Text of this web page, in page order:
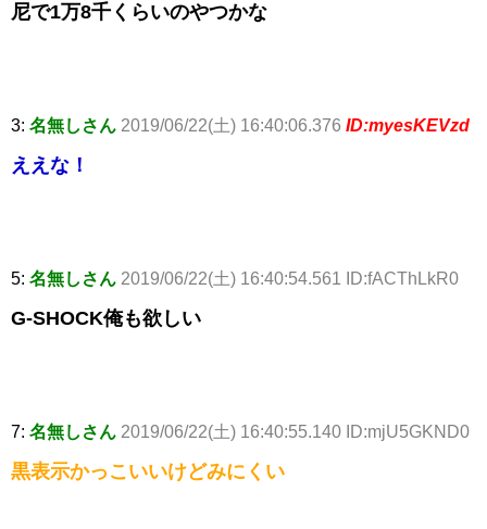
尼で1万8千くらいのやつかな
3: 名無しさん 2019/06/22(土) 16:40:06.376 ID:myesKEVzd
ええな！
5: 名無しさん 2019/06/22(土) 16:40:54.561 ID:fACThLkR0
G-SHOCK俺も欲しい
7: 名無しさん 2019/06/22(土) 16:40:55.140 ID:mjU5GKND0
黒表示かっこいいけどみにくい